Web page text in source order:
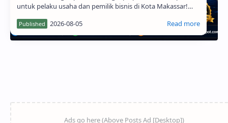
untuk pelaku usaha dan pemilik bisnis di Kota Makassar!
strategi pemasaran yang terukur. Melalui layanan Jasa Ahli
SEO Terpercaya di Makassa...